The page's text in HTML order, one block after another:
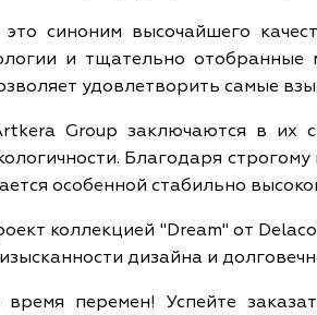
синоним высочайшего
и тщательно
удовлетворить самые
Group заключаются в их
Благодаря
особенной стабильно
коллекцией "Dream" от
дизайна и
перемен! Успейте